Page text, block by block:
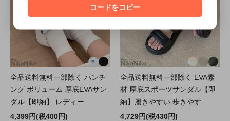
全品送料無料一部除く パンチ
ング ボリューム 厚底EVAサン
ダル【即納】 レディー
4,399円(税400円)
全品送料無料一部除く EVA素
材 厚底スポーツサンダル【即
納】履きやすい 歩きやす
4,729円(税430円)
コードをコピー